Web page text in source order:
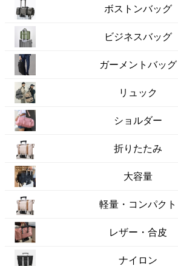
ボストンバッグ
ビジネスバッグ
ガーメントバッグ
リュック
ショルダー
折りたたみ
大容量
軽量・コンパクト
レザー・合皮
ナイロン